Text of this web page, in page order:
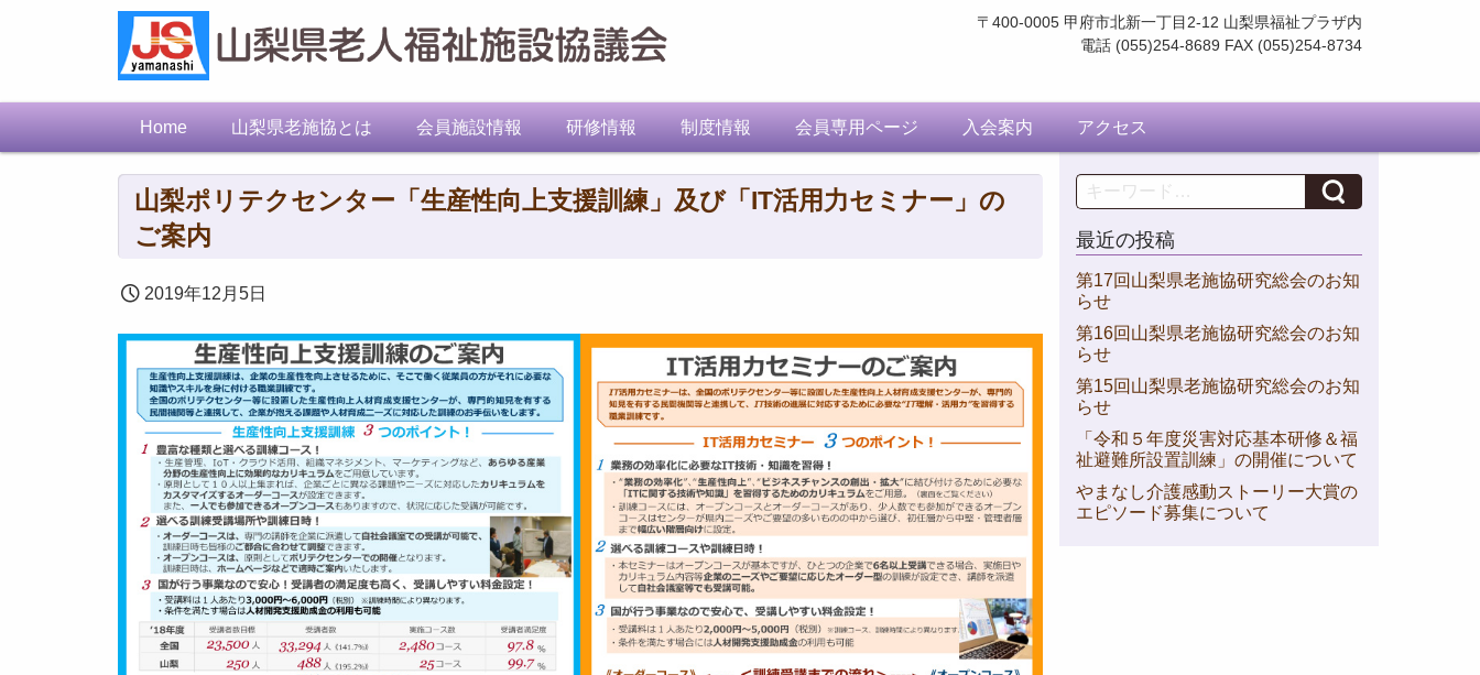
〒400-0005 甲府市北新一丁目2-12 山梨県福祉プラザ内
電話 (055)254-8689 FAX (055)254-8734
Home 山梨県老施協とは 会員施設情報 研修情報 制度情報 会員専用ページ 入会案内 アクセス
山梨ポリテクセンター「生産性向上支援訓練」及び「IT活用力セミナー」の
ご案内
2019年12月5日
Search
最近の投稿
第17回山梨県老施協研究総会のお知
らせ
第16回山梨県老施協研究総会のお知
らせ
第15回山梨県老施協研究総会のお知
らせ
「令和５年度災害対応基本研修＆福
祉避難所設置訓練」の開催について
やまなし介護感動ストーリー大賞の
エピソード募集について